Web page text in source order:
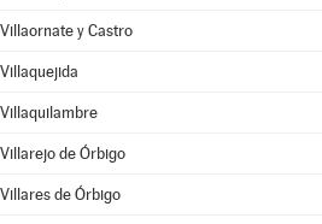
Villaornate y Castro
Villaquejida
Villaquilambre
Villarejo de Órbigo
Villares de Órbigo